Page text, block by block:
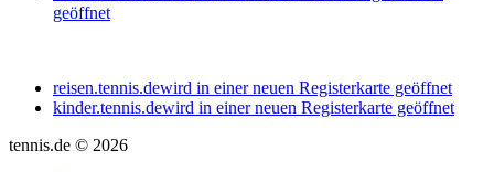
geöffnet
reisen.tennis.dewird in einer neuen Registerkarte geöffnet
kinder.tennis.dewird in einer neuen Registerkarte geöffnet
tennis.de © 2026